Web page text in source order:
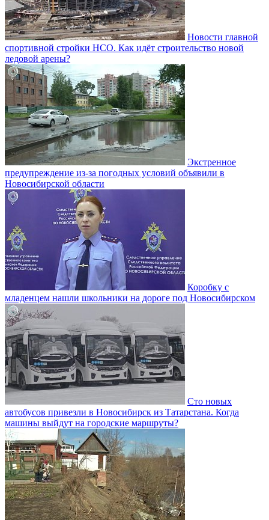
Новости главной
спортивной стройки НСО. Как идёт строительство новой
ледовой арены?
Экстренное
предупреждение из-за погодных условий объявили в
Новосибирской области
Коробку с
младенцем нашли школьники на дороге под Новосибирском
Сто новых
автобусов привезли в Новосибирск из Татарстана. Когда
машины выйдут на городские маршруты?